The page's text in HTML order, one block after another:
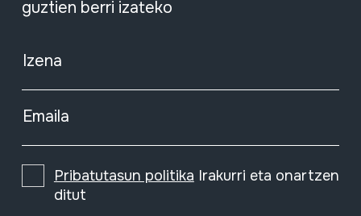
guztien berri izateko
Izena
Emaila
Pribatutasun politika Irakurri eta onartzen
ditut